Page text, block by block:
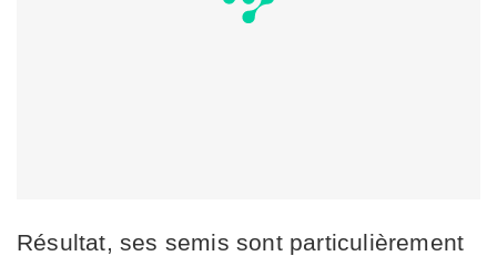
Résultat, ses semis sont particulièrement